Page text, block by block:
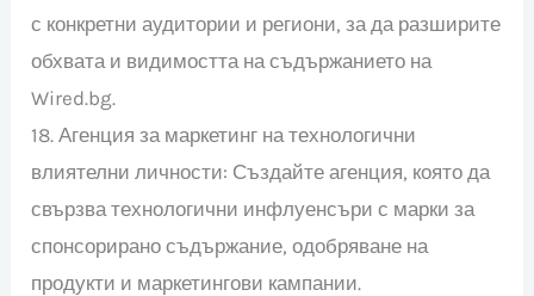
с конкретни аудитории и региони, за да разширите
обхвата и видимостта на съдържанието на
Wired.bg.
18. Агенция за маркетинг на технологични
влиятелни личности: Създайте агенция, която да
свързва технологични инфлуенсъри с марки за
спонсорирано съдържание, одобряване на
продукти и маркетингови кампании.